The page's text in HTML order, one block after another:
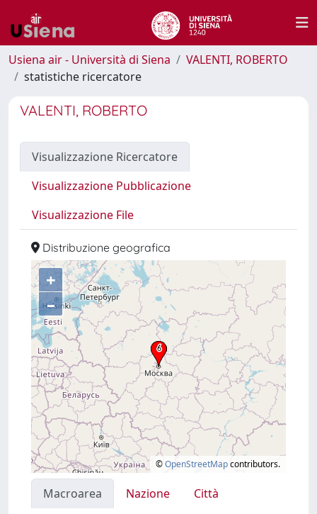
Usiena air - Università di Siena
VALENTI, ROBERTO
statistiche ricercatore
VALENTI, ROBERTO
Visualizzazione Ricercatore
Visualizzazione Pubblicazione
Visualizzazione File
Distribuzione geografica
+
–
©OpenStreetMapcontributors.
Macroarea Nazione
Città